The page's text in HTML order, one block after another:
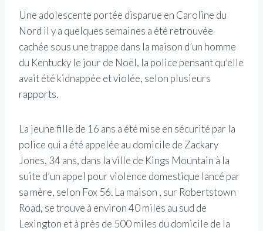
Une adolescente portée disparue en Caroline du
Nord il y a quelques semaines a été retrouvée
cachée sous une trappe dans la maison d’un homme
du Kentucky le jour de Noël, la police pensant qu’elle
avait été kidnappée et violée, selon plusieurs
rapports.
La jeune fille de 16 ans a été mise en sécurité par la
police qui a été appelée au domicile de Zackary
Jones, 34 ans, dans la ville de Kings Mountain à la
suite d’un appel pour violence domestique lancé par
sa mère, selon Fox 56. La maison , sur Robertstown
Road, se trouve à environ 40 miles au sud de
Lexington et à près de 500 miles du domicile de la